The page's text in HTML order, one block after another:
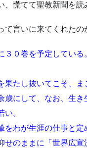
、慌てて聖教新聞を読
言いに来てくれたの
３０巻を予定してい
たし抜いてこそ、
歳にして、なお、生
。
わが生涯の仕事と
せのままに「世界広